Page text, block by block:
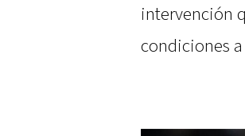
intervención
condiciones